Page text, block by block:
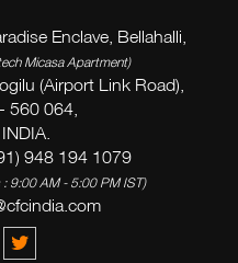
Enclave, Bellahalli,
Micasa Apartment)
(Airport Link Road),
560 064,
948 194 1079
: 9:00 AM - 5:00 PM IST)